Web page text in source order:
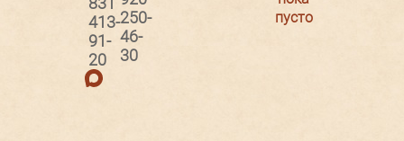
413-
91-
20
250-
46-
30
пусто